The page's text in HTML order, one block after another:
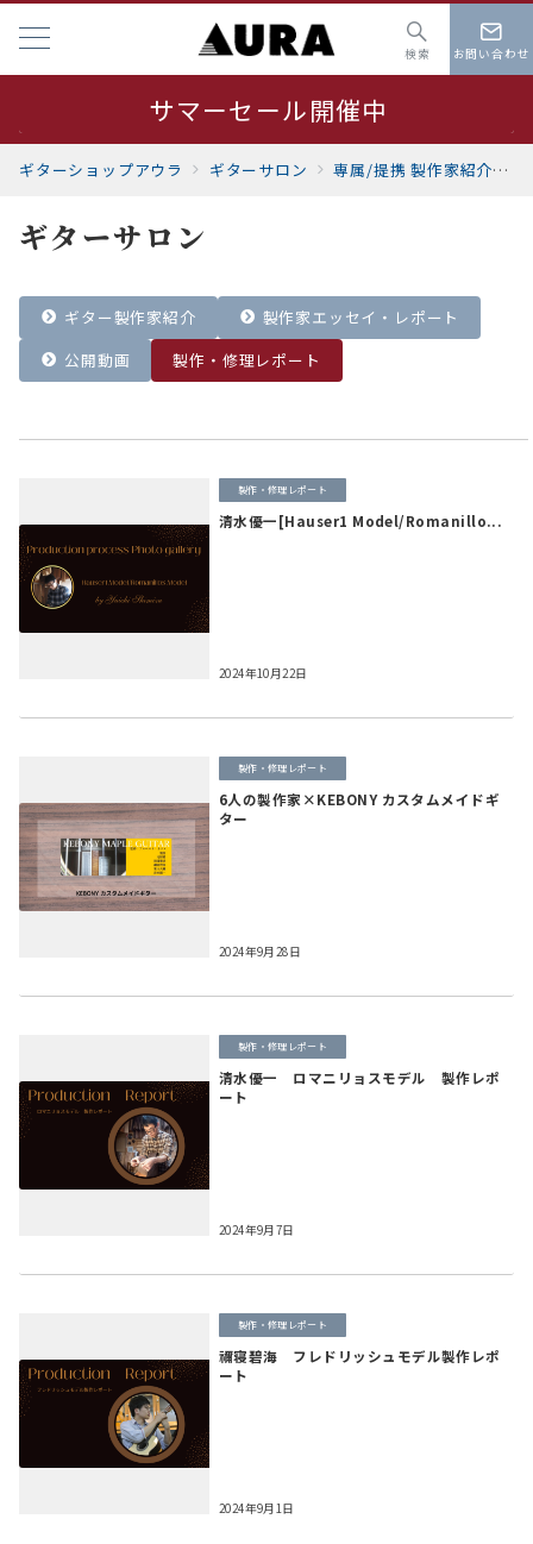
検索 お問い合わせ
夏季休業 8月19日～23日
サマーセール開催中
ギターショップアウラ ギターサロン 専属/提携 製作家紹介
ギターサロン
ギター製作家紹介
製作家エッセイ・レポート
公開動画
製作・修理レポート
製作・修理レポート
清水優一[Hauser1 Model/Romanillo...
2024年10月22日
製作・修理レポート
6人の製作家×KEBONY カスタムメイドギ
ター
2024年9月28日
製作・修理レポート
清水優一 ロマニリョスモデル 製作レポ
ート
2024年9月7日
製作・修理レポート
禰寝碧海 フレドリッシュモデル製作レポ
ート
2024年9月1日